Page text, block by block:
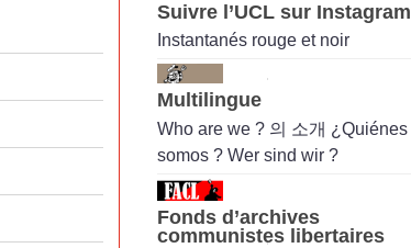
Suivre l’UCL sur Instagram
Instantanés rouge et noir
Multilingue
Who are we ? 의 소개 ¿Quiénes
somos ? Wer sind wir ?
Fonds d’archives
communistes libertaires